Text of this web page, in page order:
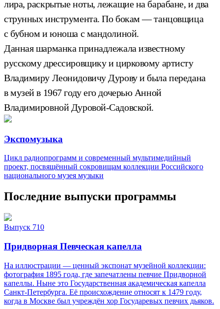
лира, раскрытые ноты, лежащие на барабане, и два
струнных инструмента. По бокам — танцовщица
с бубном и юноша с мандолиной.
Данная шарманка принадлежала известному
русскому дрессировщику и цирковому артисту
Владимиру Леонидовичу Дурову и была передана
в музей в 1967 году его дочерью Анной
Владимировной Дуровой-Садовской.
Экспомузыка
Цикл радиопрограмм и современный мультимедийный
проект, посвящённый сокровищам коллекции Российского
национального музея музыки
Последние выпуски программы
Выпуск 710
Придворная Певческая капелла
На иллюстрации — ценный экспонат музейной коллекции:
фотография 1895 года, где запечатлены певчие Придворной
капеллы. Ныне это Государственная академическая капелла
Санкт‑Петербурга. Её происхождение относят к 1479 году,
когда в Москве был учреждён хор Государевых певчих дьяков.